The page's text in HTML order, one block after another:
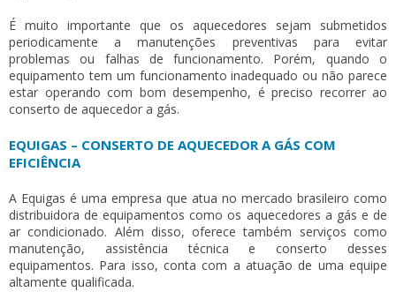
É muito importante que os aquecedores sejam submetidos
periodicamente a manutenções preventivas para evitar
problemas ou falhas de funcionamento. Porém, quando o
equipamento tem um funcionamento inadequado ou não parece
estar operando com bom desempenho, é preciso recorrer ao
conserto de aquecedor a gás.
EQUIGAS – CONSERTO DE AQUECEDOR A GÁS COM
EFICIÊNCIA
A Equigas é uma empresa que atua no mercado brasileiro como
distribuidora de equipamentos como os aquecedores a gás e de
ar condicionado. Além disso, oferece também serviços como
manutenção, assistência técnica e conserto desses
equipamentos. Para isso, conta com a atuação de uma equipe
altamente qualificada.